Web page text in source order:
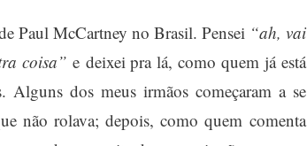
Paul McCartney no Brasil. Pensei “ah, vai
coisa” e deixei pra lá, como quem já está
Alguns dos meus irmãos começaram a se
não rolava; depois, como quem comenta